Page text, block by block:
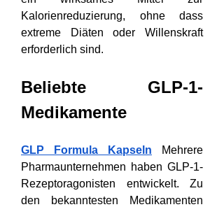
Kalorienreduzierung, ohne dass
extreme Diäten oder Willenskraft
erforderlich sind.
Beliebte GLP-1-
Medikamente
GLP Formula Kapseln Mehrere
Pharmaunternehmen haben GLP-1-
Rezeptoragonisten entwickelt. Zu
den bekanntesten Medikamenten